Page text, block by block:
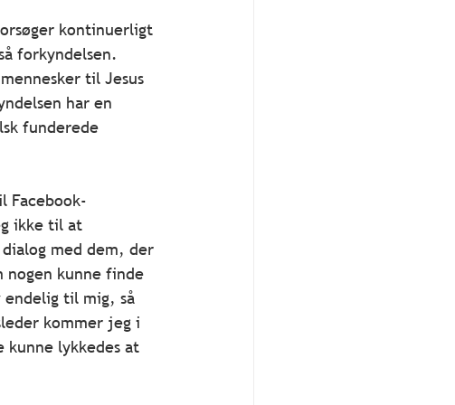
kontinuerligt
forkyndelsen.
til Jesus
har en
funderede
ikke til at
med dem, der
nogen kunne finde
endelig til mig, så
kommer jeg i
lykkedes at